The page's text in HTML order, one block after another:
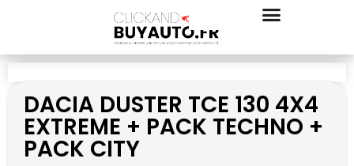
DACIA DUSTER TCE 130 4X4
EXTREME + PACK TECHNO +
PACK CITY